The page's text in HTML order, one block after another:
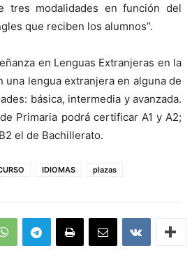
tres modalidades en función del
que reciben los alumnos”.
en Lenguas Extranjeras en la
una lengua extranjera en alguna de
básica, intermedia y avanzada.
Primaria podrá certificar A1 y A2;
el de Bachillerato.
IDIOMAS plazas